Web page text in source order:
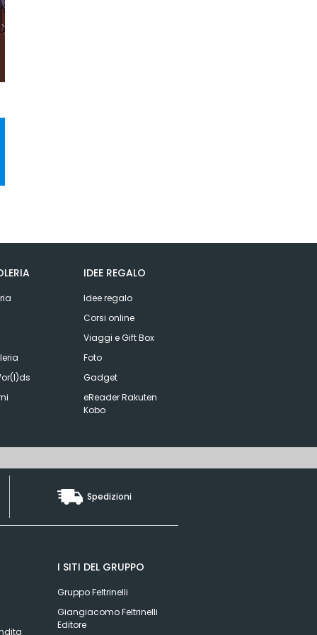
IDEE REGALO
Idee regalo
Corsi online
Viaggi e Gift Box
Foto
Gadget
eReader Rakuten
Kobo
Spedizioni
I SITI DEL GRUPPO
Gruppo Feltrinelli
Giangiacomo Feltrinelli
Editore